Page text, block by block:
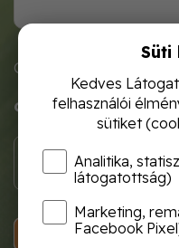
Cikkszám: clas9101
900 Ft
Süti
Kedves
felhasználói
sütiket
Analitika,
látogatottság)
Marketing,
Facebook